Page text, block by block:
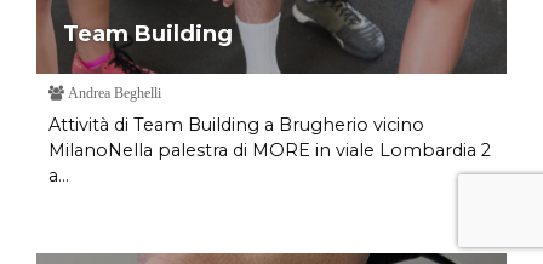
Team Building
Andrea Beghelli
Attività di Team Building a Brugherio vicino
MilanoNella palestra di MORE in viale Lombardia 2
a...